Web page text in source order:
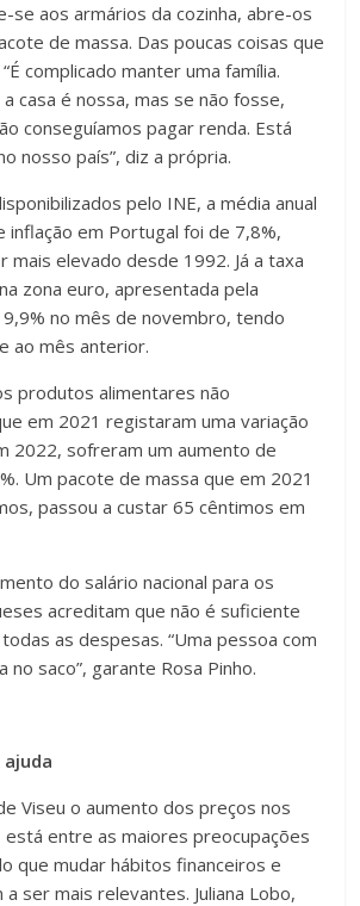
se aos armários da cozinha, abre-os
de massa. Das poucas coisas que
complicado manter uma família.
casa é nossa, mas se não fosse,
conseguíamos pagar renda. Está
nosso país”, diz a própria.
pelo INE, a média anual
inflação em Portugal foi de 7,8%,
mais elevado desde 1992. Já a taxa
zona euro, apresentada pela
no mês de novembro, tendo
ao mês anterior.
produtos alimentares não
em 2021 registaram uma variação
2022, sofreram um aumento de
Um pacote de massa que em 2021
passou a custar 65 cêntimos em
do salário nacional para os
acreditam que não é suficiente
as despesas. “Uma pessoa com
no saco”, garante Rosa Pinho.
Viseu o aumento dos preços nos
entre as maiores preocupações
que mudar hábitos financeiros e
ser mais relevantes. Juliana Lobo,